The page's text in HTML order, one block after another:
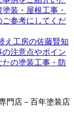
装・屋根工事・
参考にしてくだ
え工房の佐藤賢知
注意点やポイン
たの塗装工事・防
門店－百年塗装店